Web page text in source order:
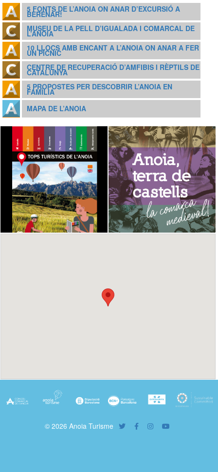
5 FONTS DE L’ANOIA ON ANAR D’EXCURSIÓ A
BERENAR!
MUSEU DE LA PELL D’IGUALADA I COMARCAL DE
L’ANOIA
10 LLOCS AMB ENCANT A L’ANOIA ON ANAR A FER
UN PÍCNIC
CENTRE DE RECUPERACIÓ D’AMFIBIS I RÈPTILS DE
CATALUNYA
5 PROPOSTES PER DESCOBRIR L’ANOIA EN
FAMÍLIA
MAPA DE L’ANOIA
© 2026 Anoia Turisme